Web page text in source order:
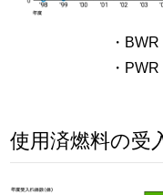
・
・
使用済燃料の受